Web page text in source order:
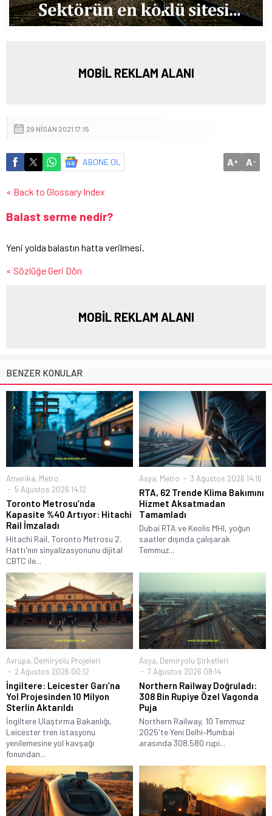
MOBİL REKLAM ALANI
29 NISAN 2021 17:15
ABONE OL A+ A-
« Back to Glossary Index
Balast serme nedir?
Yeni yolda balastın hatta verilmesi.
« Sözlüğe Geri Dön
MOBİL REKLAM ALANI
BENZER KONULAR
Amerika, Metro
5 Ağustos 2026 14:12
Toronto Metrosu’nda
Kapasite %40 Artıyor: Hitachi
Rail İmzaladı
Hitachi Rail, Toronto Metrosu 2.
Hattı'nın sinyalizasyonunu dijital
CBTC ile...
Asya, Metro 3 Ağustos 2026 14:16
RTA, 62 Trende Klima Bakımını
Hizmet Aksatmadan
Tamamladı
Dubai RTA ve Keolis MHI, yoğun
saatler dışında çalışarak
Temmuz...
Avrupa, Demiryolu Projeleri
2 Ağustos 2026 00:12
İngiltere: Leicester Garı’na
Yol Projesinden 10 Milyon
Sterlin Aktarıldı
İngiltere Ulaştırma Bakanlığı,
Leicester tren istasyonu
yenilemesine yol kavşağı
fonundan...
Asya, Demiryolu Şirketleri
7 Ağustos 2026 08:14
Northern Railway Doğruladı:
308 Bin Rupiye Özel Vagonda
Puja
Northern Railway, 10 Temmuz
2025'te Yeni Delhi–Mumbai
arasında 308.580 rupi...